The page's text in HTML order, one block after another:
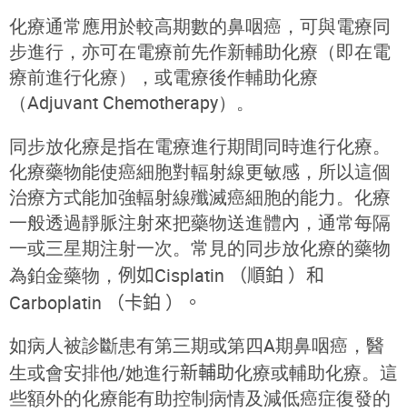
化療通常應用於較高期數的鼻咽癌，可與電療同
步進行，亦可在電療前先作新輔助化療（即在電
療前進行化療），或電療後作輔助化療
（Adjuvant Chemotherapy）。
同步放化療是指在電療進行期間同時進行化療。
化療藥物能使癌細胞對輻射線更敏感，所以這個
治療方式能加強輻射線殲滅癌細胞的能力。化療
一般透過靜脈注射來把藥物送進體內，通常每隔
一或三星期注射一次。常見的同步放化療的藥物
為鉑金藥物， 例如Cisplatin （順鉑 ） 和
Carboplatin （卡鉑 ）
。
如病人被診斷患有第三期或第四A期鼻咽癌，醫
生或會安排他/她進行新輔助化療或輔助化療。這
些額外的化療能有助控制病情及減低癌症復發的